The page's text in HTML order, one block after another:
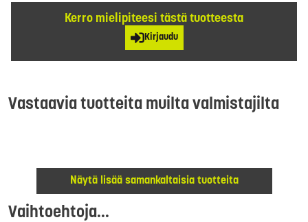
Kerro mielipiteesi tästä tuotteesta
Kirjaudu
Vastaavia tuotteita muilta valmistajilta
Näytä lisää samankaltaisia tuotteita
Vaihtoehtoja...